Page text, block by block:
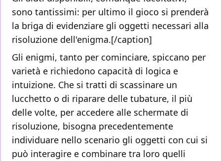
sono tantissimi: per ultimo il gioco si prenderà
la briga di evidenziare gli oggetti necessari alla
risoluzione dell'enigma.[/caption]
Gli enigmi, tanto per cominciare, spiccano per
varietà e richiedono capacità di logica e
intuizione. Che si tratti di scassinare un
lucchetto o di riparare delle tubature, il più
delle volte, per accedere alle schermate di
risoluzione, bisogna precedentemente
individuare nello scenario gli oggetti con cui si
può interagire e combinare tra loro quelli